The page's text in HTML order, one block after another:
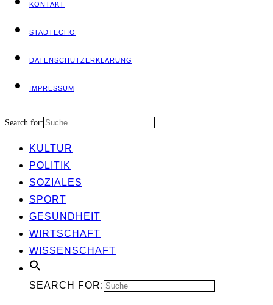
KON­TAKT
STADT­ECHO
DATEN­SCHUTZ­ER­KLÄ­RUNG
IMPRES­SUM
Search for:
KUL­TUR
POLI­TIK
SOZIA­LES
SPORT
GESUND­HEIT
WIRT­SCHAFT
WIS­SEN­SCHAFT
SEARCH FOR: